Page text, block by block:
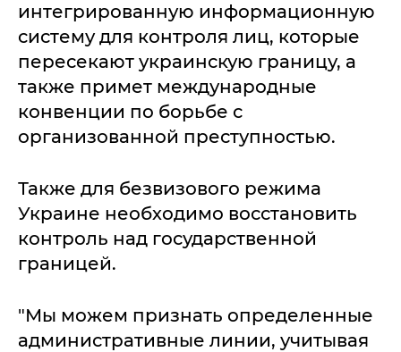
интегрированную информационную
систему для контроля лиц, которые
пересекают украинскую границу, а
также примет международные
конвенции по борьбе с
организованной преступностью.
Также для безвизового режима
Украине необходимо восстановить
контроль над государственной
границей.
"Мы можем признать определенные
административные линии, учитывая